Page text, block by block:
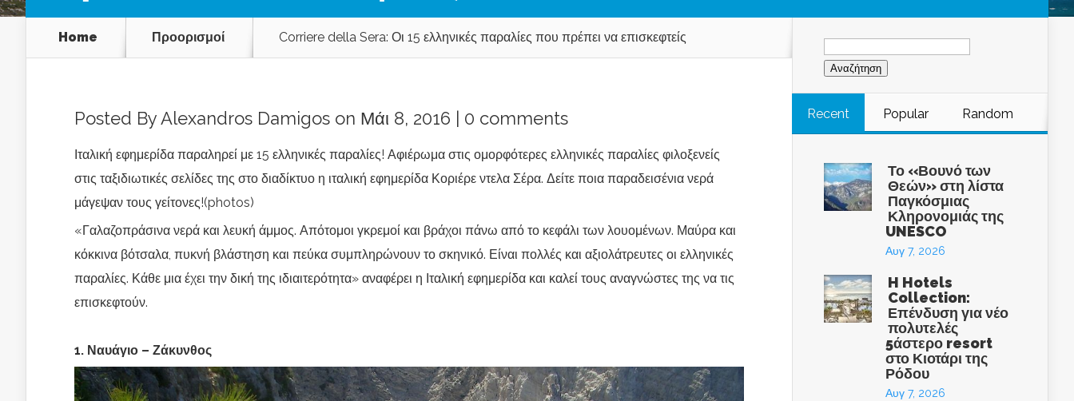
Home Προορισμοί Corriere della Sera: Οι 15 ελληνικές παραλίες που πρέπει να επισκεφτείς
Posted ByAlexandros Damigos on Μάι 8, 2016 | 0 comments
Ιταλική εφημερίδα παραληρεί με 15 ελληνικές παραλίες! Αφιέρωμα στις ομορφότερες ελληνικές παραλίες φιλοξενείς
στις ταξιδιωτικές σελίδες της στο διαδίκτυο η ιταλική εφημερίδα Κοριέρε ντελα Σέρα. Δείτε ποια παραδεισένια νερά
μάγεψαν τους γείτονες!(photos)
«Γαλαζοπράσινα νερά και λευκή άμμος. Απότομοι γκρεμοί και βράχοι πάνω από το κεφάλι των λουομένων. Μαύρα και
κόκκινα βότσαλα, πυκνή βλάστηση και πεύκα συμπληρώνουν το σκηνικό. Είναι πολλές και αξιολάτρευτες οι ελληνικές
παραλίες. Κάθε μια έχει την δική της ιδιαιτερότητα» αναφέρει η Ιταλική εφημερίδα και καλεί τους αναγνώστες της να τις
επισκεφτούν.
1. Ναυάγιο – Ζάκυνθος
Αναζήτηση
για:
Recent Popular Random
Το «Βουνό των
Θεών» στη λίστα
Παγκόσμιας
Κληρονομιάς της
UNESCO
Αυγ 7, 2026
H Hotels
Collection:
Επένδυση για νέο
πολυτελές
5άστερο resort
στο Κιοτάρι της
Ρόδου
Αυγ 7, 2026